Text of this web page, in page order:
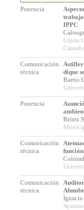
Ponencia
IPPC
Unión
Comunicación
técnica
dique
Barrio
Ponencia
Britez
Comunicación
técnica
Comunicación
técnica
Ignacio